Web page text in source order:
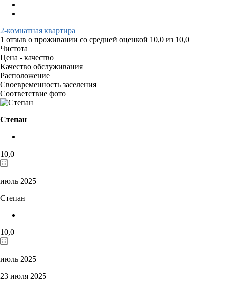
2-комнатная квартира
1 отзыв о проживании со средней оценкой 10,0 из 10,0
Чистота
Цена - качество
Качество обслуживания
Расположение
Своевременность заселения
Соответствие фото
Степан
10,0
июль 2025
Степан
10,0
июль 2025
23 июля 2025